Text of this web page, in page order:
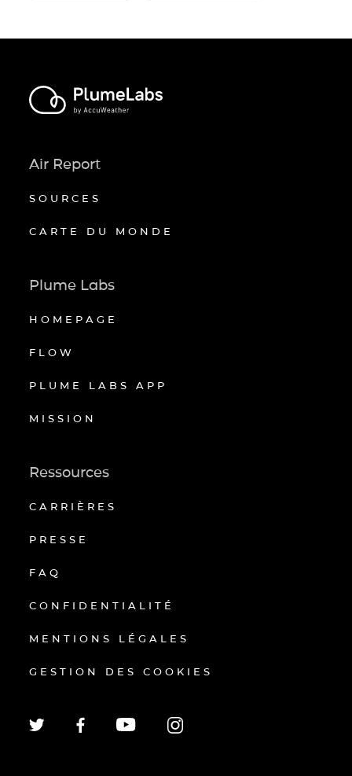
Air Report
SOURCES
CARTE DU MONDE
Plume Labs
HOMEPAGE
FLOW
PLUME LABS APP
MISSION
Ressources
CARRIÈRES
PRESSE
FAQ
CONFIDENTIALITÉ
MENTIONS LÉGALES
GESTION DES COOKIES